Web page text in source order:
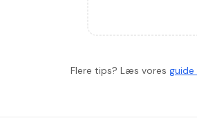
Flere tips? Læs vores